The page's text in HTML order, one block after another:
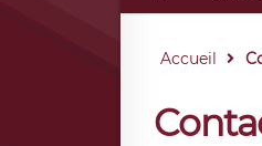
Accueil